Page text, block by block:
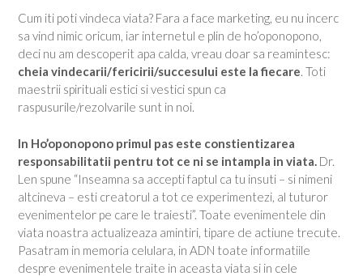
Cum iti poti vindeca viata? Fara a face marketing, eu nu incerc
sa vind nimic oricum, iar internetul e plin de ho’oponopono,
deci nu am descoperit apa calda, vreau doar sa reamintesc:
cheia vindecarii/fericirii/succesului este la fiecare. Toti
maestrii spirituali estici si vestici spun ca
raspusurile/rezolvarile sunt in noi.
In Ho’oponopono primul pas este constientizarea
responsabilitatii pentru tot ce ni se intampla in viata. Dr.
Len spune “Inseamna sa accepti faptul ca tu insuti – si nimeni
altcineva – esti creatorul a tot ce experimentezi, al tuturor
evenimentelor pe care le traiesti”. Toate evenimentele din
viata noastra actualizeaza amintiri, tipare de actiune trecute.
Pasatram in memoria celulara, in ADN toate informatiile
despre evenimentele traite in aceasta viata si in cele